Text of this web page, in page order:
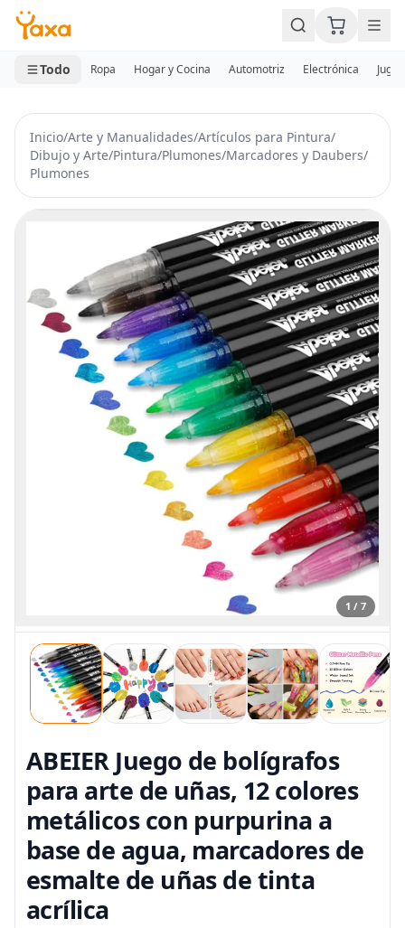
MINI CARRITO
0 productos
Todo Ropa Hogar y Cocina Automotriz Electrónica
Inicio/Arte y Manualidades/Artículos para Pintura/
Dibujo y Arte/Pintura/Plumones/Marcadores y Daubers/
Plumones
1 / 7
ABEIER Juego de bolígrafos
para arte de uñas, 12 colores
metálicos con purpurina a
base de agua, marcadores de
esmalte de uñas de tinta
acrílica